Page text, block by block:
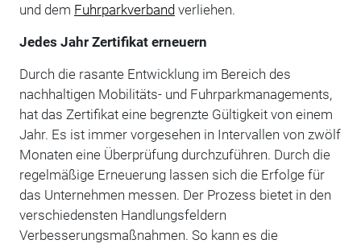
und dem Fuhrparkverbandverliehen.
Jedes Jahr Zertifikat erneuern
Durch die rasante Entwicklung im Bereich des
nachhaltigen Mobilitäts- und Fuhrparkmanagements,
hat das Zertifikat eine begrenzte Gültigkeit von einem
Jahr. Es ist immer vorgesehen in Intervallen von zwölf
Monaten eine Überprüfung durchzuführen. Durch die
regelmäßige Erneuerung lassen sich die Erfolge für
das Unternehmen messen. Der Prozess bietet in den
verschiedensten Handlungsfeldern
Verbesserungsmaßnahmen. So kann es die